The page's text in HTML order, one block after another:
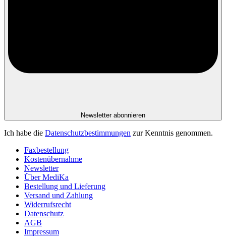
Newsletter abonnieren
Ich habe die Datenschutzbestimmungen zur Kenntnis genommen.
Faxbestellung
Kostenübernahme
Newsletter
Über MediKa
Bestellung und Lieferung
Versand und Zahlung
Widerrufsrecht
Datenschutz
AGB
Impressum